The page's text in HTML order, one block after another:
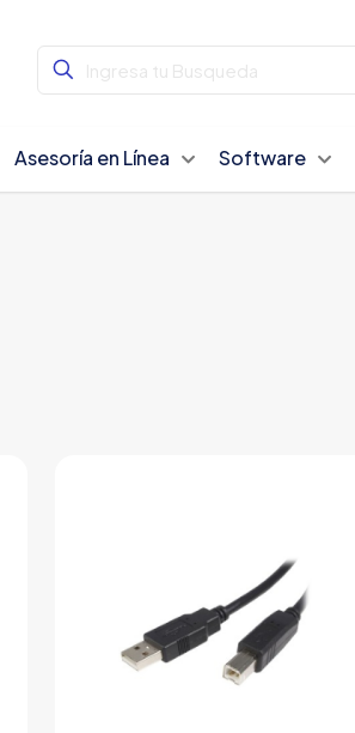
Asesoría en Línea Software